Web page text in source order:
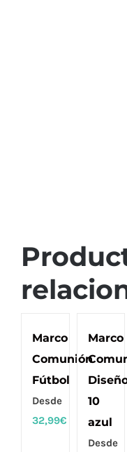
Marco
Comunión
Fútbol
Desde
32,99€
Marco
10
azul
Desde